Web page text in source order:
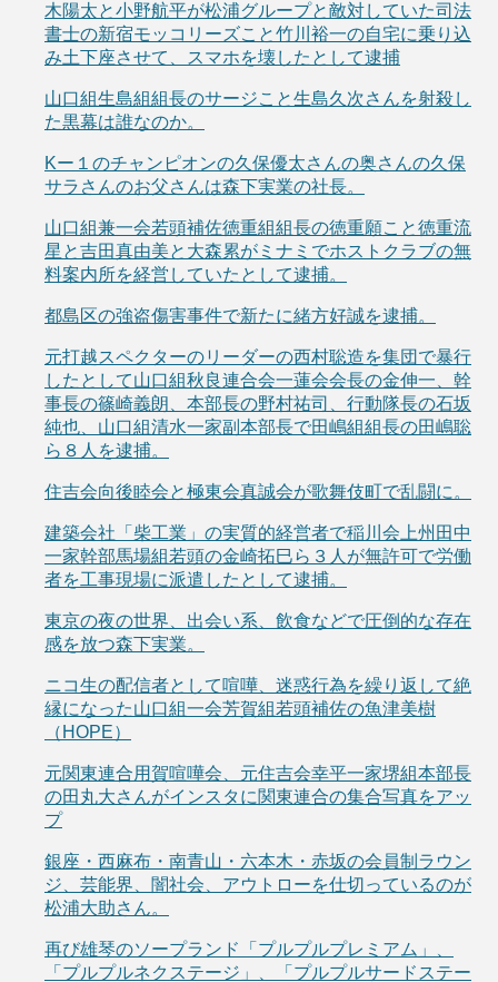
木陽太と小野航平が松浦グループと敵対していた司法
書士の新宿モッコリーズこと竹川裕一の自宅に乗り込
み土下座させて、スマホを壊したとして逮捕
山口組生島組組長のサージこと生島久次さんを射殺し
た黒幕は誰なのか。
Kー１のチャンピオンの久保優太さんの奥さんの久保
サラさんのお父さんは森下実業の社長。
山口組兼一会若頭補佐徳重組組長の徳重願こと徳重流
星と吉田真由美と大森累がミナミでホストクラブの無
料案内所を経営していたとして逮捕。
都島区の強盗傷害事件で新たに緒方好誠を逮捕。
元打越スペクターのリーダーの西村聡造を集団で暴行
したとして山口組秋良連合会一蓮会会長の金伸一、幹
事長の篠崎義朗、本部長の野村祐司、行動隊長の石坂
純也、山口組清水一家副本部長で田嶋組組長の田嶋聡
ら８人を逮捕。
住吉会向後睦会と極東会真誠会が歌舞伎町で乱闘に。
建築会社「柴工業」の実質的経営者で稲川会上州田中
一家幹部馬場組若頭の金崎拓巳ら３人が無許可で労働
者を工事現場に派遣したとして逮捕。
東京の夜の世界、出会い系、飲食などで圧倒的な存在
感を放つ森下実業。
ニコ生の配信者として喧嘩、迷惑行為を繰り返して絶
縁になった山口組一会芳賀組若頭補佐の魚津美樹
（HOPE）
元関東連合用賀喧嘩会、元住吉会幸平一家堺組本部長
の田丸大さんがインスタに関東連合の集合写真をアッ
プ
銀座・西麻布・南青山・六本木・赤坂の会員制ラウン
ジ、芸能界、闇社会、アウトローを仕切っているのが
松浦大助さん。
再び雄琴のソープランド「プルプルプレミアム」、
「プルプルネクステージ」、「プルプルサードステー